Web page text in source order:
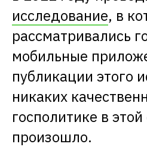
исследование, в
рассматривались
мобильные
публикации этого
никаких
госполитике в
произошло.